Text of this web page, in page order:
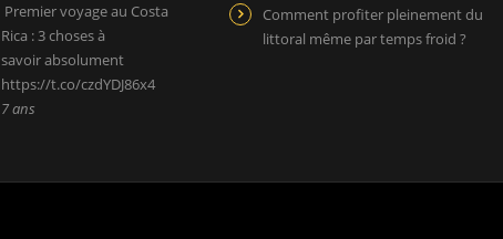
Premier voyage au Costa
Rica : 3 choses à
savoir absolument
https://t.co/czdYDJ86x4
7 ans
Comment profiter pleinement du
littoral même par temps froid ?